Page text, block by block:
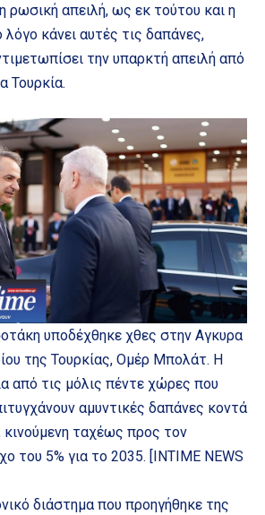
ρωσική απειλή, ως εκ τούτου και η
λόγο κάνει αυτές τις δαπάνες,
την υπαρκτή απειλή από
Τουρκία.
υποδέχθηκε χθες στην Αγκυρα
της Τουρκίας, Ομέρ Μπολάτ. Η
από τις μόλις πέντε χώρες που
αμυντικές δαπάνες κοντά
ταχέως προς τον
του 5% για το 2035. [INTIME NEWS
διάστημα που προηγήθηκε της